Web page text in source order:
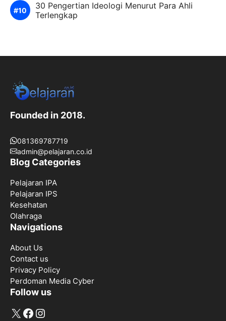
30 Pengertian Ideologi Menurut Para Ahli
Terlengkap
Founded in 2018.
081369787719
admin@pelajaran.co.id
Blog Categories
Pelajaran IPA
Pelajaran IPS
Kesehatan
Olahraga
Navigations
About Us
Contact us
Privacy Policy
Perdoman Media Cyber
Follow us
X Facebook
Instagram